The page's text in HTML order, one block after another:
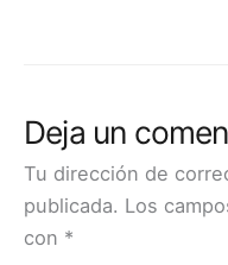
Deja un
Tu dirección de
publicada. Los
con *